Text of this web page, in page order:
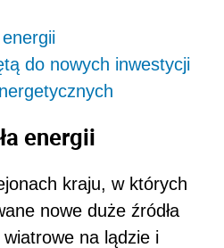
do nowych inwestycji
energii
kraju, w których
nowe duże źródła
na lądzie i